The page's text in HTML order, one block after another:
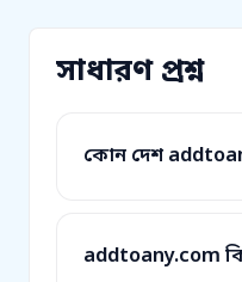
সাধারণ প্রশ্ন
কোন দেশ
addtoany.com